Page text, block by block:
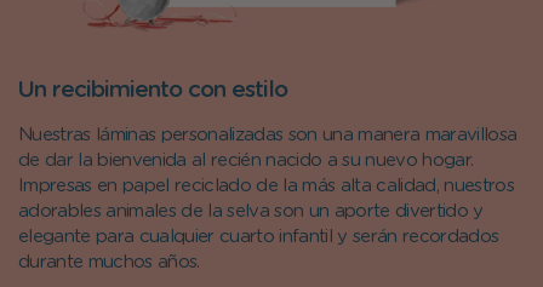
Un recibimiento con estilo
Nuestras láminas personalizadas son una manera maravillosa
de dar la bienvenida al recién nacido a su nuevo hogar.
Impresas en papel reciclado de la más alta calidad, nuestros
adorables animales de la selva son un aporte divertido y
elegante para cualquier cuarto infantil y serán recordados
durante muchos años.